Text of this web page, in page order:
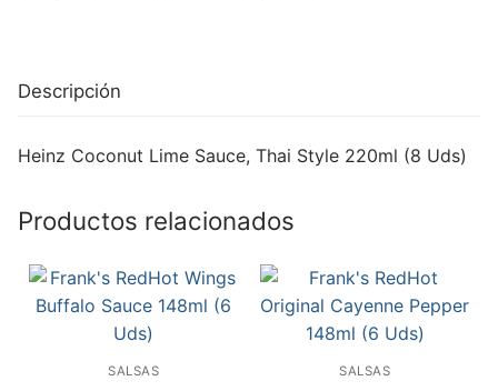
Descripción
Heinz Coconut Lime Sauce, Thai Style 220ml (8 Uds)
Productos relacionados
SALSAS SALSAS